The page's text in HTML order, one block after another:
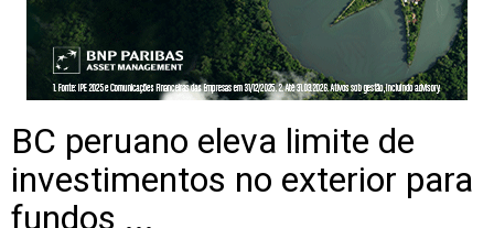
BC peruano eleva limite de
investimentos no exterior para
fundos ...